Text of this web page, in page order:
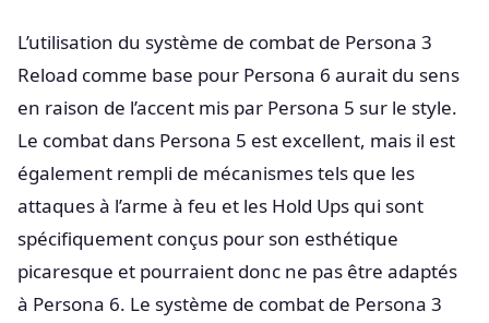
L’utilisation du système de combat de Persona 3
Reload comme base pour Persona 6 aurait du sens
en raison de l’accent mis par Persona 5 sur le style.
Le combat dans Persona 5 est excellent, mais il est
également rempli de mécanismes tels que les
attaques à l’arme à feu et les Hold Ups qui sont
spécifiquement conçus pour son esthétique
picaresque et pourraient donc ne pas être adaptés
à Persona 6. Le système de combat de Persona 3